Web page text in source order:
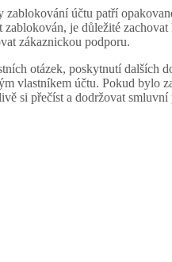
účtu patří
je důležité
zákaznickou podporu.
otázek, poskytnutí dalších
vlastníkem účtu. Pokud bylo
si přečíst a dodržovat